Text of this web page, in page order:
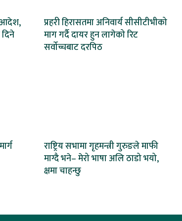
आदेश,
प्रहरी हिरासतमा अनिवार्य सीसीटीभीको
माग गर्दै दायर हुन लागेको रिट
सर्वोच्चबाट दरपिठ
राष्ट्रिय सभामा गृहमन्त्री गुरुङले माफी
माग्दै भने– मेरो भाषा अलि ठाडो भयो,
क्षमा चाहन्छु